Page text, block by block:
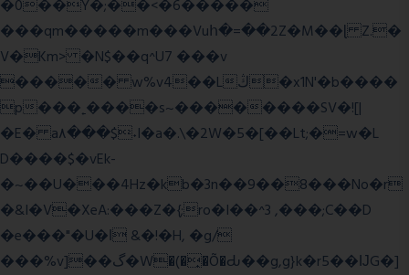
�0��Y�;��<�6�����
���qm�����m���Vuհ�=��2Z�M��ɭ Z.�
V�Km> �N$��q^U7 ���v
����� w%v4��Lڭ�x1N'�b����
p���˿����s~��������SV�![|
�E� a٨���$˖I�a�.\�2W�5�[��Lt;�=w�L
D����$�vEk-
�~��U���4Hz�kb�3n��9��8���No�r
�&I�V�XeA:���Z�{;ro�I��^3 ,���;C��D
�e���"�U�ǀ &�!�H, �g/
���%v]��گ�W�(�̟�Õ�Ԃ��g,g}k�r5��ĲG�]